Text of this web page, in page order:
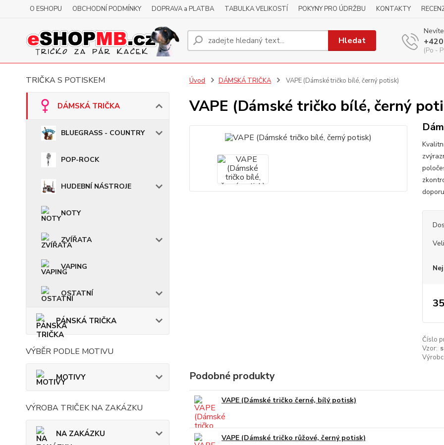
O ESHOPU OBCHODNÍ PODMÍNKY DOPRAVA a PLATBA TABULKA VELIKOSTÍ POKYNY PRO ÚDRŽBU KONTAKTY
Hledat
(Po -
TRIČKA S POTISKEM
DÁMSKÁ TRIČKA
BLUEGRASS - COUNTRY
POP-ROCK
HUDEBNÍ NÁSTROJE
NOTY
ZVÍŘATA
VAPING
OSTATNÍ
PÁNSKÁ TRIČKA
VÝBĚR PODLE MOTIVU
MOTIVY
VÝROBA TRIČEK NA ZAKÁZKU
NA ZAKÁZKU
Úvod DÁMSKÁ TRIČKA VAPE (Dámské tričko bílé, černý potisk)
VAPE (Dámské tričko bílé, černý
Číslo
Vzor:
Podobné produkty
VAPE (Dámské tričko černé, bílý potisk)
VAPE (Dámské tričko růžové, černý potisk)